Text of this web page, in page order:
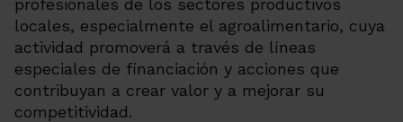
locales, especialmente el agroalimentario, cuya
actividad promoverá a través de líneas
especiales de financiación y acciones que
contribuyan a crear valor y a mejorar su
competitividad.